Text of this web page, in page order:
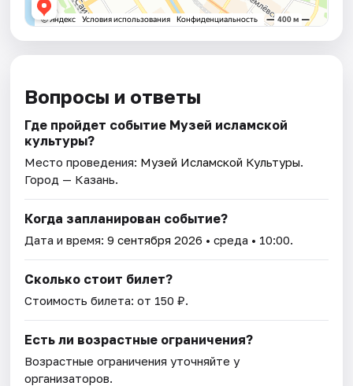
Вопросы и ответы
Где пройдет событие Музей исламской
культуры?
Место проведения: Музей Исламской Культуры.
Город — Казань.
Когда запланирован событие?
Дата и время:9 сентября 2026 • среда • 10:00.
Сколько стоит билет?
Стоимость билета: от 150 ₽.
Есть ли возрастные ограничения?
Возрастные ограничения уточняйте у
организаторов.